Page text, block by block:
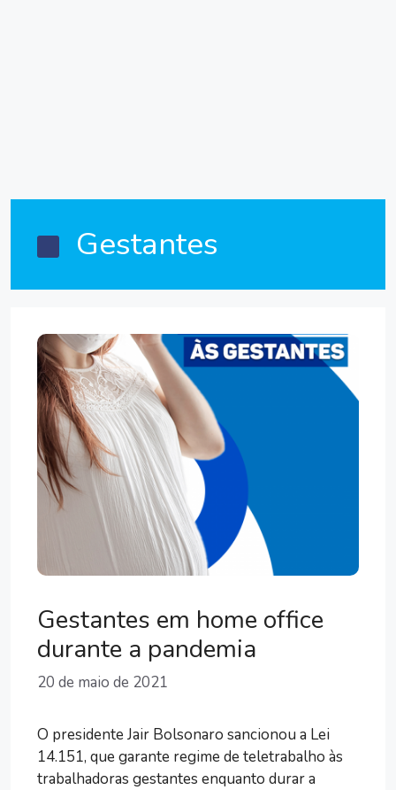
Gestantes
Gestantes em home office
durante a pandemia
20 de maio de 2021
O presidente Jair Bolsonaro sancionou a Lei
14.151, que garante regime de teletrabalho às
trabalhadoras gestantes enquanto durar a